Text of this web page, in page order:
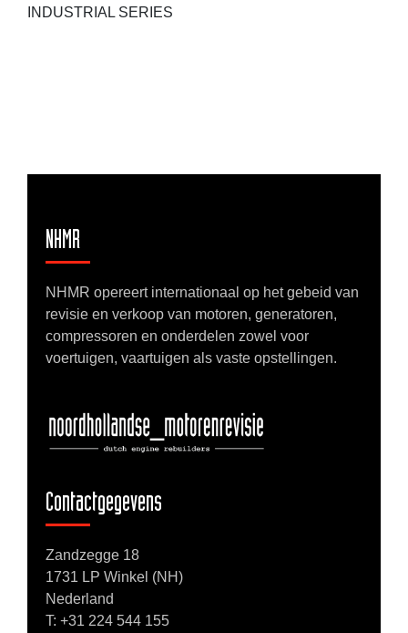
INDUSTRIAL SERIES
NHMR
NHMR opereert internationaal op het gebeid van
revisie en verkoop van motoren, generatoren,
compressoren en onderdelen zowel voor
voertuigen, vaartuigen als vaste opstellingen.
Contactgegevens
Zandzegge 18
1731 LP Winkel (NH)
Nederland
T: +31 224 544 155